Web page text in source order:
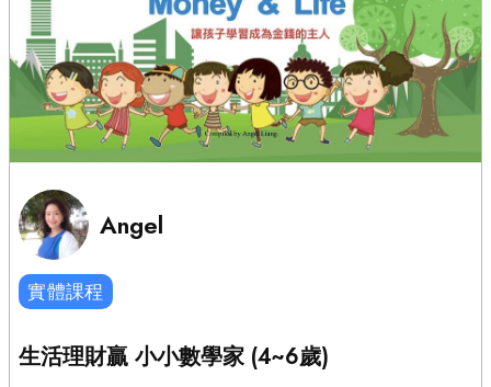
Angel
實體課程
生活理財贏 小小數學家 (4~6歲)